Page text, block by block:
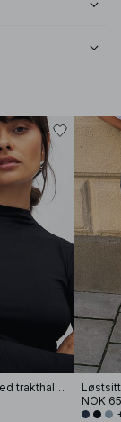
Soft Line topp med trakthals og lange ermer
NOK